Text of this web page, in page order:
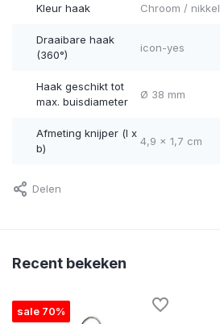
Kleur haak Chroom / nikkel
Draaibare haak
(360°)
icon-yes
Haak geschikt tot
max. buisdiameter
Ø 38 mm
Afmeting knijper (l x
b)
4,9 x 1,7 cm
Delen
Recent bekeken
sale 70%